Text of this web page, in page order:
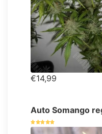
€14,99
Auto Somango